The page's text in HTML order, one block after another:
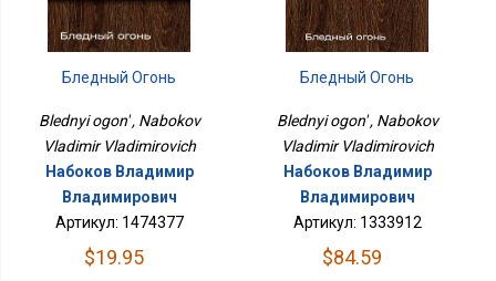
Бледный Огонь
Blednyi ogon' , Nabokov
Vladimir Vladimirovich
Набоков Владимир
Владимирович
Артикул: 1474377
$19.95
Бледный Огонь
Blednyi ogon' , Nabokov
Vladimir Vladimirovich
Набоков Владимир
Владимирович
Артикул: 1333912
$84.59